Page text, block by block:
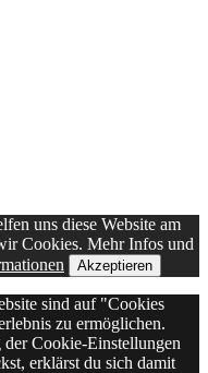
uns diese Website am
Cookies. Mehr Infos und
Akzeptieren
sind auf "Cookies
zu ermöglichen.
Cookie-Einstellungen
erklärst du sich damit